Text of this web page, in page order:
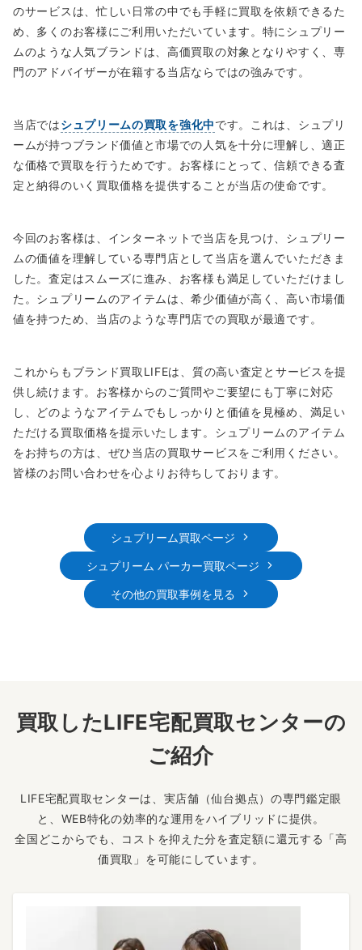
のサービスは、忙しい日常の中でも手軽に買取を依頼できるた
め、多くのお客様にご利用いただいています。特にシュプリー
ムのような人気ブランドは、高価買取の対象となりやすく、専
門のアドバイザーが在籍する当店ならではの強みです。
当店ではシュプリームの買取を強化中です。これは、シュプリ
ームが持つブランド価値と市場での人気を十分に理解し、適正
な価格で買取を行うためです。お客様にとって、信頼できる査
定と納得のいく買取価格を提供することが当店の使命です。
今回のお客様は、インターネットで当店を見つけ、シュプリー
ムの価値を理解している専門店として当店を選んでいただきま
した。査定はスムーズに進み、お客様も満足していただけまし
た。シュプリームのアイテムは、希少価値が高く、高い市場価
値を持つため、当店のような専門店での買取が最適です。
これからもブランド買取LIFEは、質の高い査定とサービスを提
供し続けます。お客様からのご質問やご要望にも丁寧に対応
し、どのようなアイテムでもしっかりと価値を見極め、満足い
ただける買取価格を提示いたします。シュプリームのアイテム
をお持ちの方は、ぜひ当店の買取サービスをご利用ください。
皆様のお問い合わせを心よりお待ちしております。
シュプリーム買取ページ
シュプリーム パーカー買取ページ
その他の買取事例を見る
買取したLIFE宅配買取センターの
ご紹介
LIFE宅配買取センターは、実店舗（仙台拠点）の専門鑑定眼
と、WEB特化の効率的な運用をハイブリッドに提供。
全国どこからでも、コストを抑えた分を査定額に還元する「高
価買取」を可能にしています。